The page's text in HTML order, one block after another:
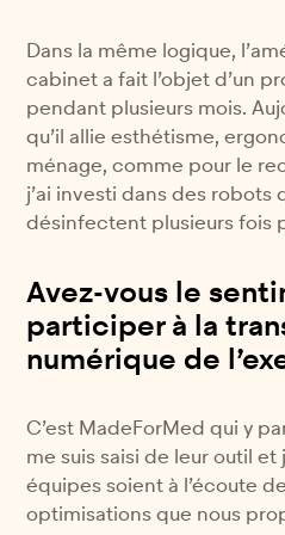
Dans la même logique,
cabinet a fait l’objet d’un
pendant plusieurs mois.
qu’il allie esthétisme,
ménage, comme pour le
j’ai investi dans des robots
désinfectent plusieurs fois
Avez-vous le
participer à la
numérique de
C’est MadeForMed qui y
me suis saisi de leur outil et
équipes soient à l’écoute
optimisations que nous